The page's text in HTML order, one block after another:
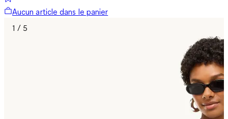
Aucun article dans le panier
1 / 5